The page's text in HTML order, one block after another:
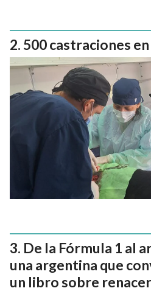
500 castraciones
De la Fórmula 1 al
una argentina que
un libro sobre renacer